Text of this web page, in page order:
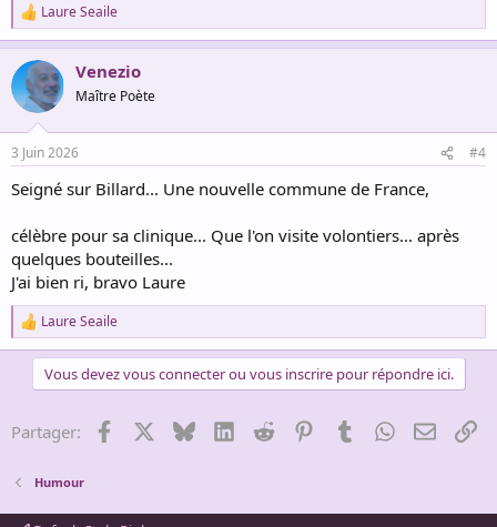
R
e
a
c
t
i
s
Laure Seaile
Venezio
Maître Poète
3 Juin 2026 #4
Seigné sur Billard... Une nouvelle commune de France,
célèbre pour sa clinique... Que l'on visite volontiers... après
quelques bouteilles...
J'ai bien ri, bravo Laure
R
e
o
:
Laure Seaile
Vous devez vous connecter ou vous inscrire pour répondre ici.
Partager: Facebook BlueskyLinkedInReddit PinterestTumblrWhatsApp
Email
Humour